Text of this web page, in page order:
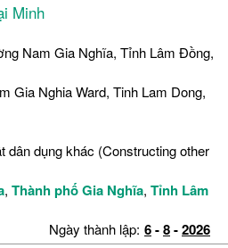
Minh
Nam Gia Nghĩa, Tỉnh Lâm Đồng,
Gia Nghia Ward, Tinh Lam Dong,
dân dụng khác (Constructing other
, Thành phố Gia Nghĩa, Tỉnh Lâm
Ngày thành lập: 6-8-2026